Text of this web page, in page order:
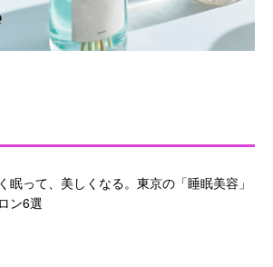
眠って、美しくなる。東京の「睡眠美容」
ン6選